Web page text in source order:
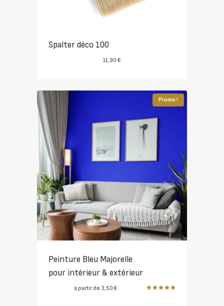
Spalter déco 100
11,90 €
Promo !
Peinture Bleu Majorelle
pour intérieur & extérieur
à partir de 3,50€